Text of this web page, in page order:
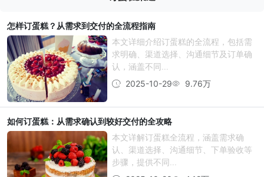
怎样订蛋糕？从需求到交付的全流程指南
本文详细介绍订蛋糕的全流程，包括需
求明确、渠道选择、沟通细节及订单确
认，涵盖不同...
2025-10-29
9.76万
如何订蛋糕：从需求确认到较好交付的全攻略
本文详解订蛋糕全流程，涵盖需求确
认、渠道选择、沟通细节、下单验收等
步骤，提供不同...